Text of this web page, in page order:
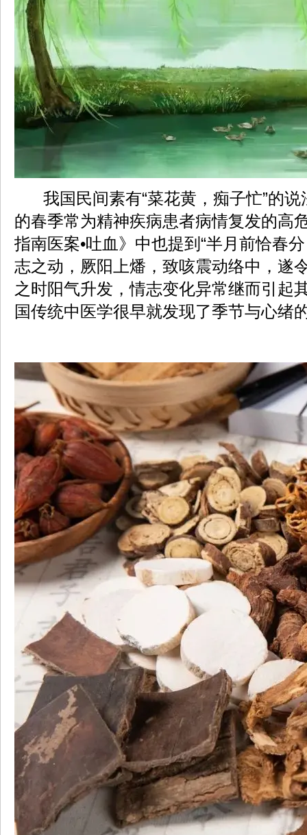
我国民间素有“菜花黄，痴子忙”的
的春季常为精神疾病患者病情复发的高
指南医案•吐血》中也提到“半月前恰春
志之动，厥阳上燔，致咳震动络中，遂
之时阳气升发，情志变化异常继而引起
国传统中医学很早就发现了季节与心绪